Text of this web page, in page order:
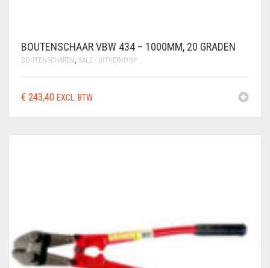
BOUTENSCHAAR VBW 434 – 1000MM, 20 GRADEN
BOUTENSCHAREN, SALE - UITVERKOOP
€ 243,40 EXCL. BTW